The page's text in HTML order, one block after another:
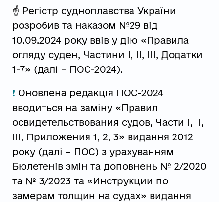
☝️ Регістр судноплавства України
розробив та наказом №29 від
10.09.2024 року ввів у дію «Правила
огляду суден, Частини I, II, III, Додатки
1-7» (далі – ПОС-2024).
❗ Оновлена редакція ПОС-2024
вводиться на заміну «Правил
освидетельствования судов, Части I, II,
III, Приложения 1, 2, 3» видання 2012
року (далі – ПОС) з урахуванням
Бюлетенів змін та доповнень № 2/2020
та № 3/2023 та «Инструкции по
замерам толщин на судах» видання